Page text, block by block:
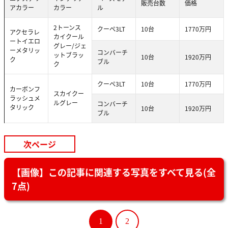
アカラー
カラー
ル
販売台数 価格
アクセラレ
ートイエロ
ーメタリッ
ク
2トーンス
カイクール
グレー/ジェ
ットブラッ
ク
クーペ3LT 10台 1770万円
コンバーチ
ブル
10台 1920万円
カーボンフ
ラッシュメ
タリック
スカイクー
ルグレー
クーペ3LT 10台 1770万円
コンバーチ
ブル
10台 1920万円
次ページ
【画像】この記事に関連する写真をすべて見る(全
7点)
1 2